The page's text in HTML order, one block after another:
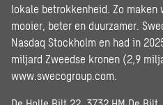
lokale betrokkenheid. Zo maken
mooier, beter en duurzamer.
Nasdaq Stockholm en had in
miljard Zweedse kronen (2,9
www.swecogroup.com